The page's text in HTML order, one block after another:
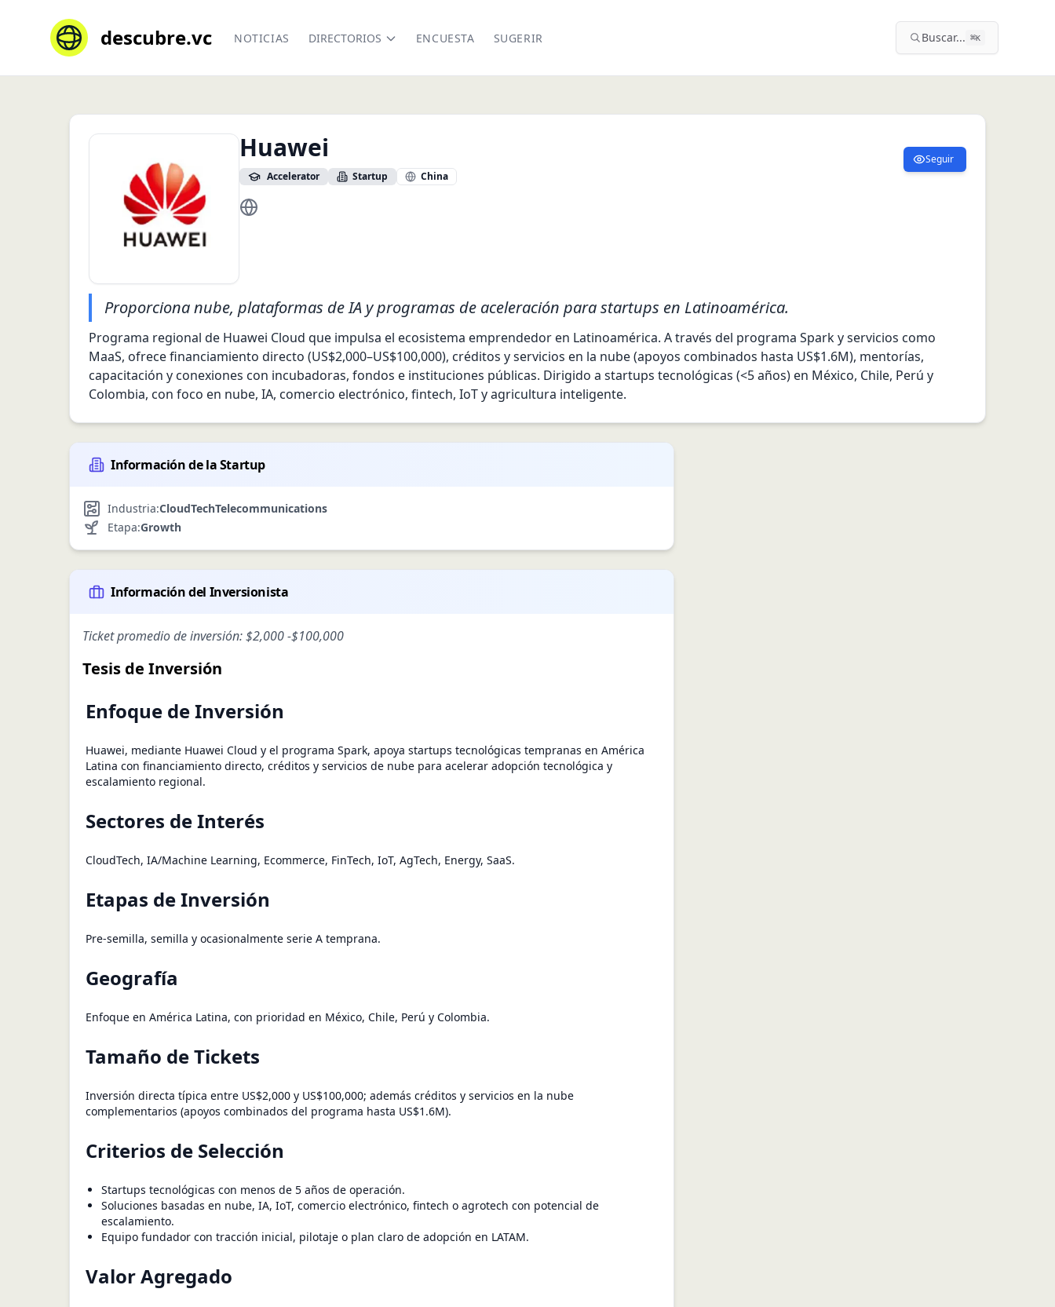
descubre.vc NOTICIAS DIRECTORIOS ENCUESTA SUGERIR Buscar... ⌘K
Huawei
Accelerator Startup China
Seguir
https://www.huawei.com/
Proporciona nube, plataformas de IA y programas de aceleración para startups en Latinoamérica.
Programa regional de Huawei Cloud que impulsa el ecosistema emprendedor en Latinoamérica. A través del programa Spark y servicios como
MaaS, ofrece financiamiento directo (US$2,000–US$100,000), créditos y servicios en la nube (apoyos combinados hasta US$1.6M), mentorías,
capacitación y conexiones con incubadoras, fondos e instituciones públicas. Dirigido a startups tecnológicas (<5 años) en México, Chile, Perú y
Colombia, con foco en nube, IA, comercio electrónico, fintech, IoT y agricultura inteligente.
Información de la Startup
Industria:CloudTechTelecommunications
Etapa:Growth
Información del Inversionista
Ticket promedio de inversión:$2,000-$100,000
Tesis de Inversión
Enfoque de Inversión
Huawei, mediante Huawei Cloud y el programa Spark, apoya startups tecnológicas tempranas en América
Latina con financiamiento directo, créditos y servicios de nube para acelerar adopción tecnológica y
escalamiento regional.
Sectores de Interés
CloudTech, IA/Machine Learning, Ecommerce, FinTech, IoT, AgTech, Energy, SaaS.
Etapas de Inversión
Pre-semilla, semilla y ocasionalmente serie A temprana.
Geografía
Enfoque en América Latina, con prioridad en México, Chile, Perú y Colombia.
Tamaño de Tickets
Inversión directa típica entre US$2,000 y US$100,000; además créditos y servicios en la nube
complementarios (apoyos combinados del programa hasta US$1.6M).
Criterios de Selección
Startups tecnológicas con menos de 5 años de operación.
Soluciones basadas en nube, IA, IoT, comercio electrónico, fintech o agrotech con potencial de
escalamiento.
Equipo fundador con tracción inicial, pilotaje o plan claro de adopción en LATAM.
Valor Agregado